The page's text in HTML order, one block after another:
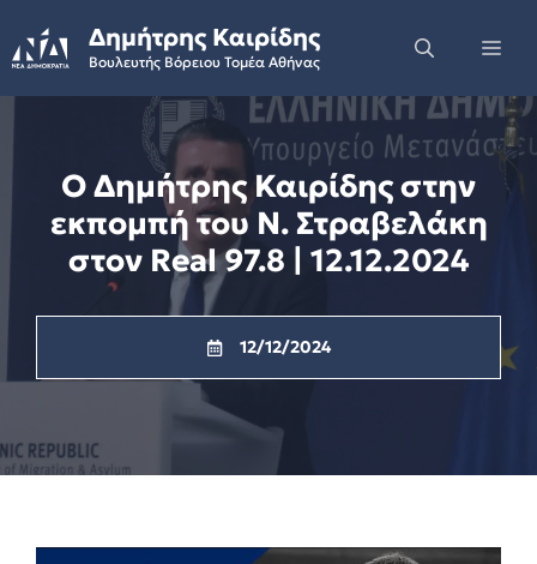
to
content
Δημήτρης Καιρίδης
Βουλευτής Βόρειου Τομέα Αθήνας
Ο Δημήτρης Καιρίδης στην
εκπομπή του Ν. Στραβελάκη
στον Real 97.8 | 12.12.2024
12/12/2024